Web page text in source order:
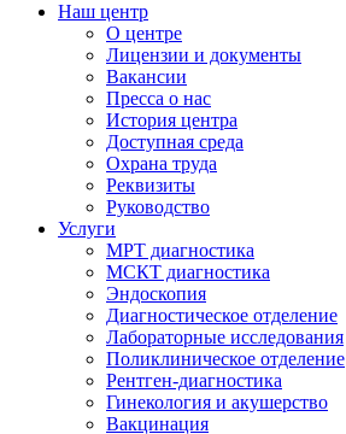
Наш центр
О центре
Лицензии и документы
Вакансии
Пресса о нас
История центра
Доступная среда
Охрана труда
Реквизиты
Руководство
Услуги
МРТ диагностика
МСКТ диагностика
Эндоскопия
Диагностическое отделение
Лабораторные исследования
Поликлиническое отделение
Рентген-диагностика
Гинекология и акушерство
Вакцинация